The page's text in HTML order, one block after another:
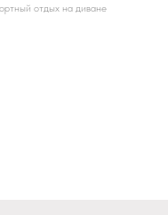
отдых на диване